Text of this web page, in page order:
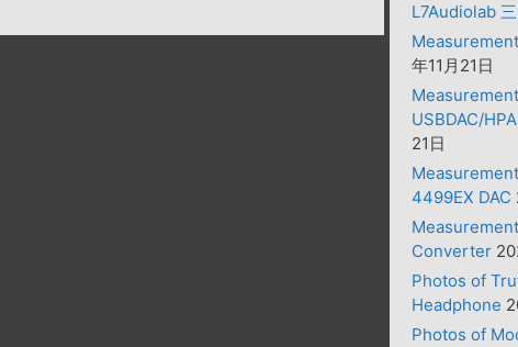
L7Audiolab
年11月21日
USBDAC/
21日
4499EX DAC
Converter
Photos of
Headphone
Photos of